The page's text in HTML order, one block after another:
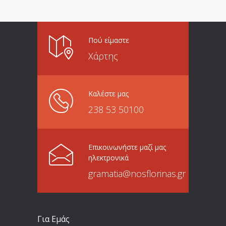
Πού είμαστε
Χάρτης
Καλέστε μας
238 53 50100
Επικοινωνήστε μαζί μας
ηλεκτρονικά
gramatia@nosflorinas.gr
Για Εμάς